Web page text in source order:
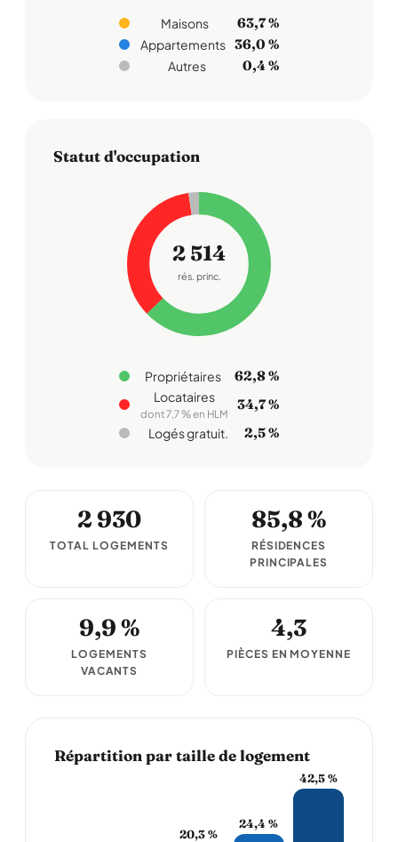
Maisons 63,7 %
Appartements 36,0 %
Autres 0,4 %
Statut d'occupation
2 514
rés. princ.
Propriétaires 62,8 %
Locataires
dont 7,7 % en HLM
34,7 %
Logés gratuit. 2,5 %
2 930
TOTAL LOGEMENTS
85,8 %
RÉSIDENCES
PRINCIPALES
9,9 %
LOGEMENTS
VACANTS
4,3
PIÈCES EN MOYENNE
Répartition par taille de logement
20,3 %
24,4 %
42,5 %